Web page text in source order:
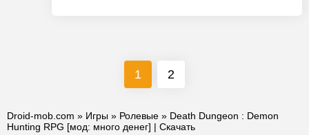
1 2
Droid-mob.com » Игры » Ролевые » Death Dungeon : Demon
Hunting RPG [мод: много денег] | Скачать